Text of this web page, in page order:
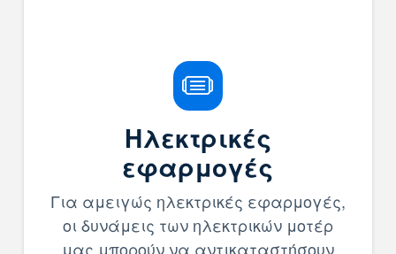
Ηλεκτρικές
εφαρμογές
Για αμειγώς ηλεκτρικές εφαρμογές,
οι δυνάμεις των ηλεκτρικών μοτέρ
μας μπορούν να αντικαταστήσουν